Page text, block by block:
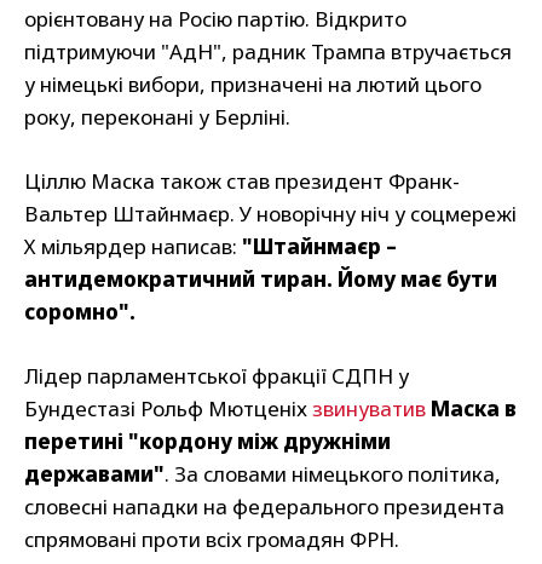
орієнтовану на Росію партію. Відкрито
підтримуючи "АдН", радник Трампа втручається
у німецькі вибори, призначені на лютий цього
року, переконані у Берліні.
Ціллю Маска також став президент Франк-
Вальтер Штайнмаєр. У новорічну ніч у соцмережі
Х мільярдер написав: "Штайнмаєр –
антидемократичний тиран. Йому має бути
соромно".
Лідер парламентської фракції СДПН у
Бундестазі Рольф Мютценіхзвинуватив Маска в
перетині "кордону між дружніми
державами". За словами німецького політика,
словесні нападки на федерального президента
спрямовані проти всіх громадян ФРН.